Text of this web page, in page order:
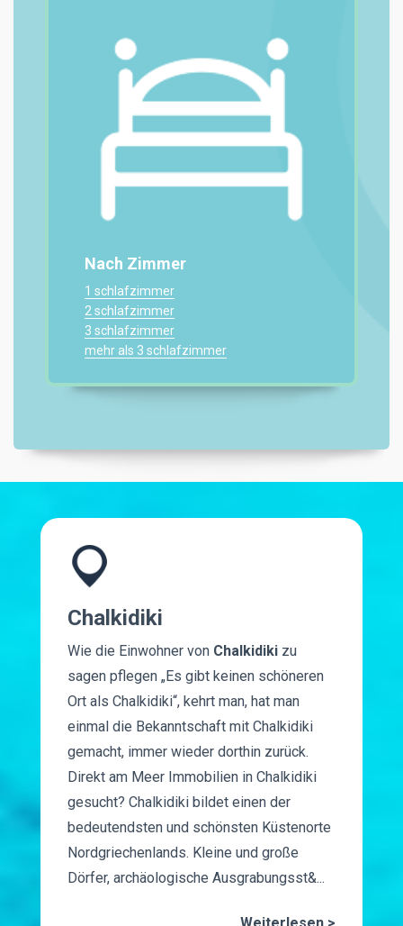
Nach Zimmer
1 schlafzimmer
2 schlafzimmer
3 schlafzimmer
mehr als 3 schlafzimmer
Chalkidiki
Wie die Einwohner von Chalkidiki zu
sagen pflegen „Es gibt keinen schöneren
Ort als Chalkidiki“, kehrt man, hat man
einmal die Bekanntschaft mit Chalkidiki
gemacht, immer wieder dorthin zurück.
Direkt am Meer Immobilien in Chalkidiki
gesucht? Chalkidiki bildet einen der
bedeutendsten und schönsten Küstenorte
Nordgriechenlands. Kleine und große
Dörfer, archäologische Ausgrabungsst&...